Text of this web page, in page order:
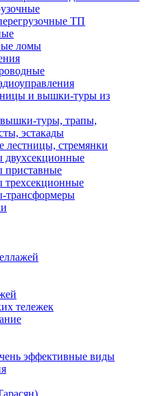
ТП
ломы
и вышки-туры из
туры, трапы,
эстакады
стремянки
двухсекционные
приставные
трехсекционные
трансформеры
тележек
эффективные виды